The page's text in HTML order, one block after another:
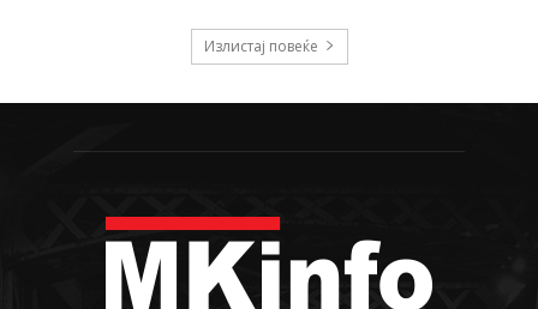
Излистај повеќе